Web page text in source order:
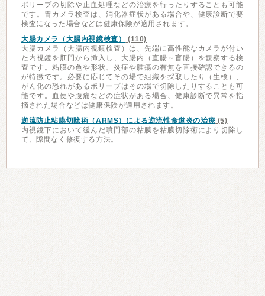
ポリープの切除や止血処理などの治療を行ったりすることも可能
です。胃カメラ検査は、消化器症状がある場合や、健康診断で要
検査になった場合などは健康保険が適用されます。
大腸カメラ（大腸内視鏡検査）
(110)
大腸カメラ（大腸内視鏡検査）は、先端に高性能なカメラが付い
た内視鏡を肛門から挿入し、大腸内（直腸～盲腸）を観察する検
査です。粘膜の色や形状、炎症や腫瘍の有無を直接確認できるの
が特徴です。必要に応じてその場で組織を採取したり（生検）、
がん化の恐れがあるポリープはその場で切除したりすることも可
能です。血便や腹痛などの症状がある場合、健康診断で異常を指
摘された場合などは健康保険が適用されます。
逆流防止粘膜切除術（ARMS）による逆流性食道炎の治療 (5)
内視鏡下において緩んだ噴門部の粘膜を粘膜切除術により切除し
て、隙間なく修復する方法。